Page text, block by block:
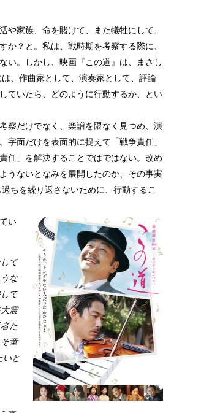
家族、命を賭けて、また犠牲にして、
？と。私は、戦時期を考察する際に、
い。しかし、映画『この道』は、まさし
、作曲家として、演奏家として、評論
ていたら、どのように行動するか、とい
察だけでなく、楽譜を隈なく見つめ、演
面だけを表面的に捉えて「戦争責任」
任」を解決することではではない。改め
うないとなみを展開したのか、その事実
ちを繰り返さないために、行動するこ
い
て
な
て
震
た
童
いと